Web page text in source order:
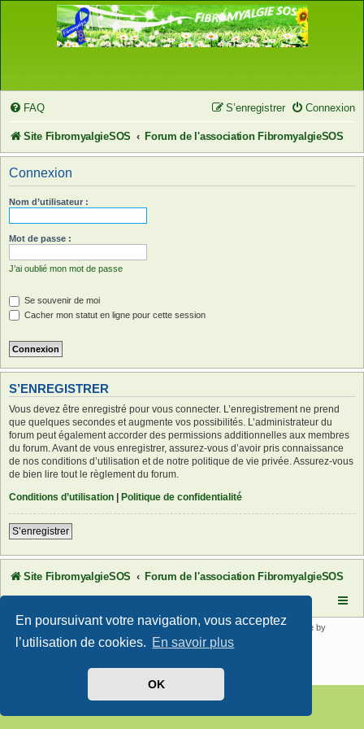
En poursuivant votre navigation, vous acceptez
l’utilisation de cookies. En savoir plus
OK
FAQ Connexion
S’enregistrer
Site FibromyalgieSOS Forum de l'association FibromyalgieSOS
Connexion
Nom d’utilisateur :
Mot de passe :
J’ai oublié mon mot de passe
Se souvenir de moi
Cacher mon statut en ligne pour cette session
S’ENREGISTRER
Vous devez être enregistré pour vous connecter. L’enregistrement ne prend
que quelques secondes et augmente vos possibilités. L’administrateur du
forum peut également accorder des permissions additionnelles aux membres
du forum. Avant de vous enregistrer, assurez-vous d’avoir pris connaissance
de nos conditions d’utilisation et de notre politique de vie privée. Assurez-vous
de bien lire tout le règlement du forum.
Conditions d’utilisation
Politique de confidentialité
S’enregistrer
Site FibromyalgieSOS Forum de l'association FibromyalgieSOS
Développé parphpBB® Forum Software © phpBB Limited | SE Square by
PhpBB3 BBCodes
Confidentialité|Conditions